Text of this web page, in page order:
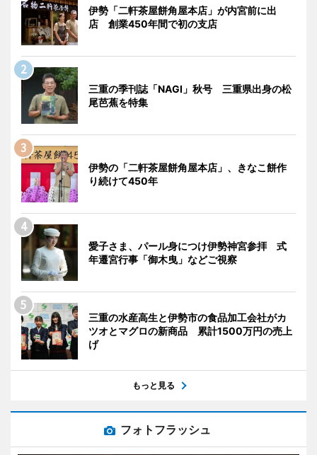
伊勢「二軒茶屋餅角屋本店」が内宮前に出
店 創業450年間で初の支店
三重の季刊誌「NAGI」秋号 三重県出身の松
尾芭蕉を特集
伊勢の「二軒茶屋餅角屋本店」、きなこ餅作
り続けて450年
愛子さま、パール身につけ伊勢神宮参拝 式
年遷宮行事「御木曳」などご視察
三重の水産高生と伊勢市の食品加工会社がカ
ツオとマグロの新商品 累計1500万円の売上
げ
もっと見る
フォトフラッシュ